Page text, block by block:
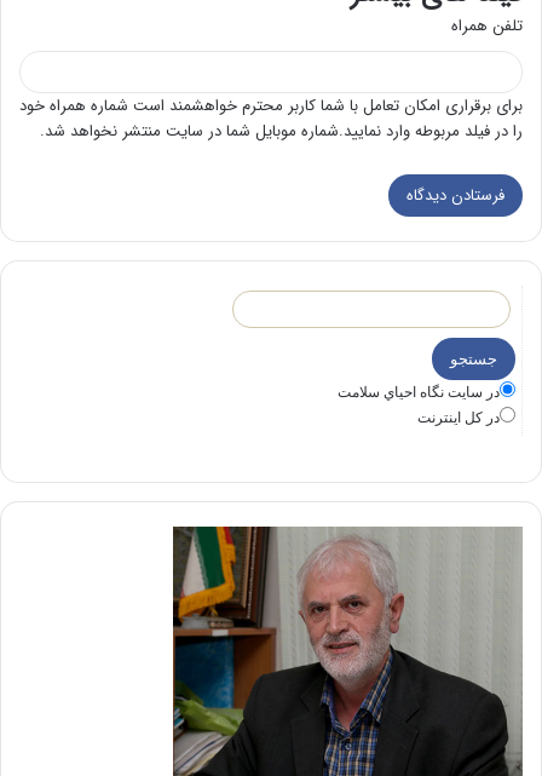
تلفن همراه
برای برقراری امکان تعامل با شما کاربر محترم خواهشمند است شماره همراه خود
را در فیلد مربوطه وارد نمایید.شماره موبایل شما در سایت منتشر نخواهد شد.
در سايت نگاه احياي سلامت
در كل اينترنت